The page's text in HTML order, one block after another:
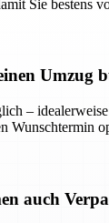
Sie bestens
Umzug
–
Wunschtermin
auch